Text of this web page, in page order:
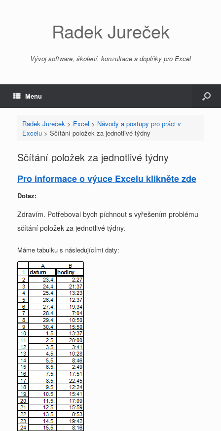
Radek Jureček
Vývoj software, školení, konzultace a doplňky pro Excel
Menu
Radek Jureček > Excel > Návody a postupy pro práci v
Excelu> Sčítání položek za jednotlivé týdny
Sčítání položek za jednotlivé týdny
Pro informace o výuce Excelu klikněte zde
Dotaz:
Zdravím. Potřeboval bych píchnout s vyřešením problému
sčítání položek za jednotlivé týdny.
Máme tabulku s následujícími daty: